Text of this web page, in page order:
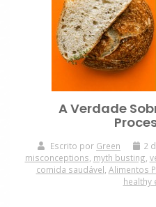
A Verdade
Escrito por Green 2
misconceptions myth busting
comida saudável Alimentos
healthy